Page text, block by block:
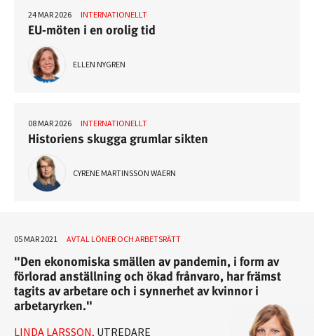
24 MAR 2026 INTERNATIONELLT
EU-möten i en orolig tid
ELLEN NYGREN
08 MAR 2026 INTERNATIONELLT
Historiens skugga grumlar sikten
CYRENE MARTINSSON WAERN
05 MAR 2021 AVTAL LÖNER OCH ARBETSRÄTT
"Den ekonomiska smällen av pandemin, i form av
förlorad anställning och ökad frånvaro, har främst
tagits av arbetare och i synnerhet av kvinnor i
arbetaryrken."
LINDA LARSSON, UTREDARE